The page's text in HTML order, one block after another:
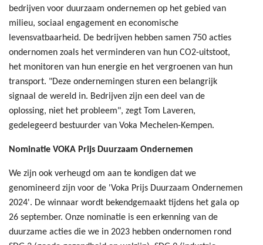
bedrijven voor duurzaam ondernemen op het gebied van
milieu, sociaal engagement en economische
levensvatbaarheid. De bedrijven hebben samen 750 acties
ondernomen zoals het verminderen van hun CO2-uitstoot,
het monitoren van hun energie en het vergroenen van hun
transport. "Deze ondernemingen sturen een belangrijk
signaal de wereld in. Bedrijven zijn een deel van de
oplossing, niet het probleem", zegt Tom Laveren,
gedelegeerd bestuurder van Voka Mechelen-Kempen.
Nominatie VOKA Prijs Duurzaam Ondernemen
We zijn ook verheugd om aan te kondigen dat we
genomineerd zijn voor de 'Voka Prijs Duurzaam Ondernemen
2024'. De winnaar wordt bekendgemaakt tijdens het gala op
26 september. Onze nominatie is een erkenning van de
duurzame acties die we in 2023 hebben ondernomen rond